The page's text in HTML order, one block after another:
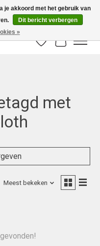
verzonden!
Verlanglijst
met
Meest bekeken
je akkoord met het gebruik van
Dit bericht verbergen
»